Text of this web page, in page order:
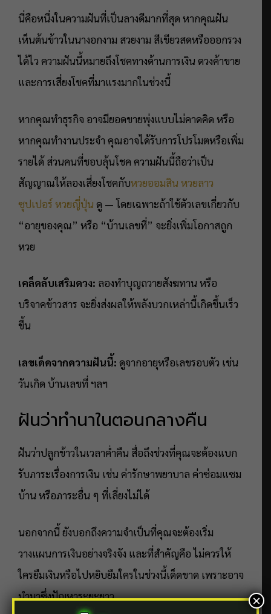
นี่คือหนึ่งในความฝันที่เป็นลางดีมากที่สุด หากคุณฝัน
เห็นต้นข้าวในนางอกงาม สวยงาม สีเขียวสดหรือออกรวง
ได้ไว ความฝันนี้หมายถึงโชคทางด้านการเงิน ดวงค้าขาย
และการเสี่ยงโชคที่มาแรงมากในช่วงนี้
หากคุณทำธุรกิจ อาจมียอดขายพุ่งแบบไม่คาดคิด หรือ
หากคุณทำงานประจำ คุณอาจได้รับการโปรโมตหรือเพิ่ม
รายได้ ส่วนคนที่ชอบลุ้นโชค ความฝันนี้ถือว่าเป็น
สัญญาณให้ลองเสี่ยงโชคกับหวยออมสิน หวยลาว
ซุปเปอร์ หวยญี่ปุ่น ดู — โดยเฉพาะถ้าใช้ตัวเลขเกี่ยวกับ
“อายุของคุณ” หรือ “บ้านเลขที่” จะยิ่งเพิ่มโอกาสถูก
หวย
เคล็ดลับเสริมดวง: ลองทำบุญถวายสังฆทาน หรือ
บริจาคข้าวสาร จะยิ่งส่งผลให้พลังบวกเหล่านี้เกิดขึ้นเร็ว
ขึ้น
เลขเด็ดจากความฝันนี้: ดูจากอายุหรือเลขรอบตัว เช่น
วันเกิด บ้านเลขที่ ฯลฯ
ฝันว่าทำนาในตอนกลางคืน
ฝันว่าปลูกข้าวในเวลาค่ำคืน สื่อถึงช่วงที่คุณจะต้องแบก
รับภาระเรื่องการเงิน เช่น ค่ารักษาพยาบาล ค่าซ่อมแซม
บ้าน หรือภาระอื่น ๆ ที่เลี่ยงไม่ได้
นอกจากนี้ ยังบอกถึงความจำเป็นที่คุณจะต้องเริ่ม
วางแผนการเงินอย่างจริงจัง และที่สำคัญคือ ไม่ควรให้
ใครยืมเงินหรือไปหยิบยืมใครในช่วงนี้เด็ดขาด เพราะอาจ
นำมาซึ่งปัญหาระยะยาว
×